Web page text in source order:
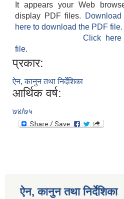
It appears your Web
display PDF files.
here to download the PDF file.
Click
file.
प्रकार:
ऐन, कानुन तथा निर्देशिका
आर्थिक वर्ष:
७४/७५
ऐन, कानुन तथा निर्देशिका